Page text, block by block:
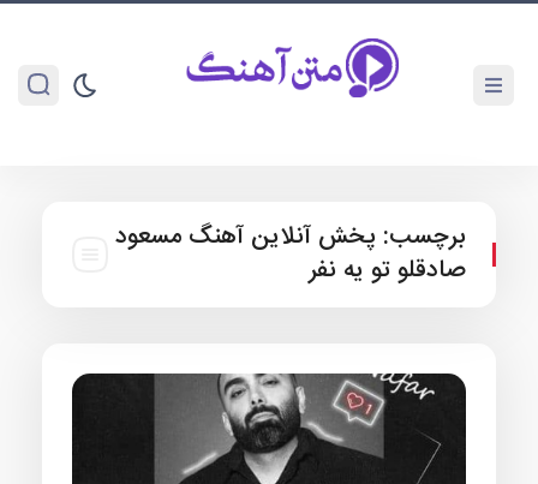
برچسب: پخش آنلاین آهنگ مسعود
صادقلو تو یه نفر